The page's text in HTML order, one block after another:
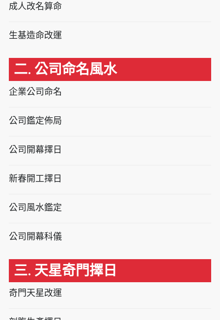
成人改名算命
生基造命改運
二. 公司命名風水
企業公司命名
公司鑑定佈局
公司開幕擇日
新春開工擇日
公司風水鑑定
公司開幕科儀
三. 天星奇門擇日
奇門天星改運